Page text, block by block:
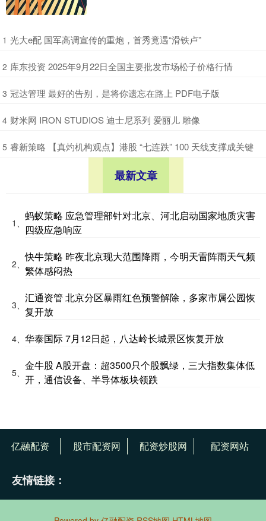
1 ​光大e配 国军高调宣传的重炮，首秀竟遇“滑铁卢”
2 ​库东投资 2025年9月22日全国主要批发市场松子价格行情
3 ​冠达管理 最好的告别，是将你遗忘在路上 PDF电子版
4 ​财米网 IRON STUDIOS 迪士尼系列 爱丽儿 雕像
5 ​睿新策略 【真灼机构观点】港股 “七连跌” 100 天线支撑成关键
最新文章
1、
蚂蚁策略 应急管理部针对北京、河北启动国家地质灾害
四级应急响应
2、
快牛策略 昨夜北京现大范围降雨，今明天雷阵雨天气频
繁体感闷热
3、
汇通资管 北京分区暴雨红色预警解除，多家市属公园恢
复开放
4、 华泰国际 7月12日起，八达岭长城景区恢复开放
5、
金牛股 A股开盘：超3500只个股飘绿，三大指数集体低
开，通信设备、半导体板块领跌
亿融配资 股市配资网 配资炒股网 配资网站
友情链接：